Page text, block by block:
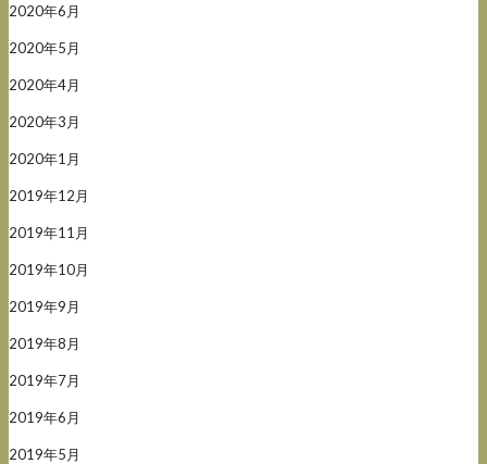
2020年6月
2020年5月
2020年4月
2020年3月
2020年1月
2019年12月
2019年11月
2019年10月
2019年9月
2019年8月
2019年7月
2019年6月
2019年5月